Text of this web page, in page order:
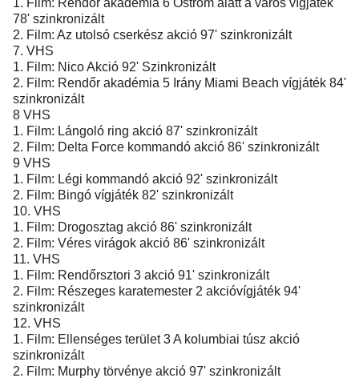
1. Film: Rendőr akadémia 6 Ostrom alatt a város vígjáték
78' szinkronizált
2. Film: Az utolsó cserkész akció 97' szinkronizált
7. VHS
1. Film: Nico Akció 92' Szinkronizált
2. Film: Rendőr akadémia 5 Irány Miami Beach vígjáték 84'
szinkronizált
8 VHS
1. Film: Lángoló ring akció 87' szinkronizált
2. Film: Delta Force kommandó akció 86' szinkronizált
9 VHS
1. Film: Légi kommandó akció 92' szinkronizált
2. Film: Bingó vígjáték 82' szinkronizált
10. VHS
1. Film: Drogosztag akció 86' szinkronizált
2. Film: Véres virágok akció 86' szinkronizált
11. VHS
1. Film: Rendőrsztori 3 akció 91' szinkronizált
2. Film: Részeges karatemester 2 akcióvígjáték 94'
szinkronizált
12. VHS
1. Film: Ellenséges terület 3 A kolumbiai túsz akció
szinkronizált
2. Film: Murphy törvénye akció 97' szinkronizált